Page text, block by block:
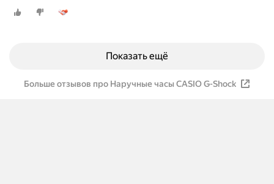
Показать ещё
Больше отзывов про Наручные часы CASIO G-Shock